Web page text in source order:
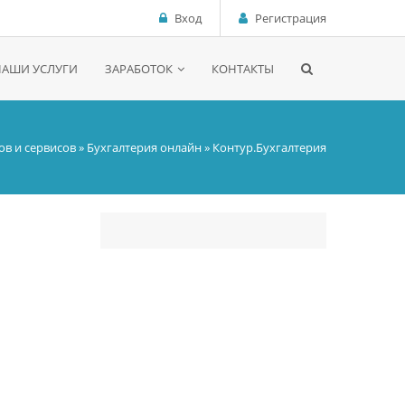
Вход Регистрация
УСЛУГИ ЗАРАБОТОК КОНТАКТЫ
и сервисов» Бухгалтерия онлайн» Контур.Бухгалтерия